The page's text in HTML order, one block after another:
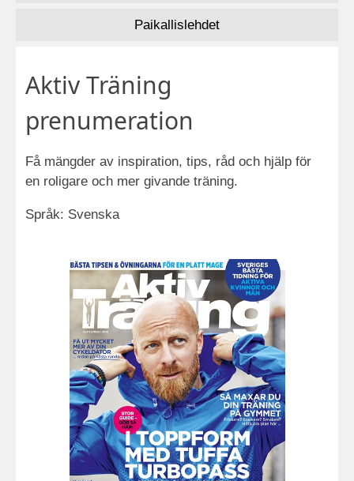
Paikallislehdet
Aktiv Träning
prenumeration
Få mängder av inspiration, tips, råd och hjälp för
en roligare och mer givande träning.
Språk: Svenska